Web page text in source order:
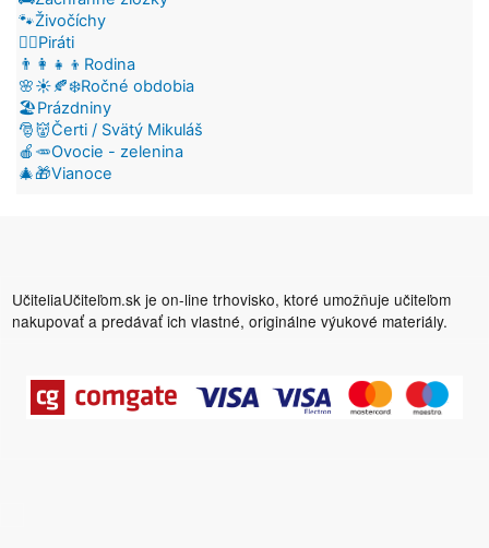
🐾Živočíchy
🏴‍☠️Piráti
👨‍👩‍👧‍👦Rodina
🌸☀️🍂❄️Ročné obdobia
🏖️Prázdniny
🎅👹Čerti / Svätý Mikuláš
🍎🥕Ovocie - zelenina
🎄🎁Vianoce
UčiteliaUčiteľom.sk je on-line trhovisko, ktoré umožňuje učiteľom
nakupovať a predávať ich vlastné, originálne výukové materiály.